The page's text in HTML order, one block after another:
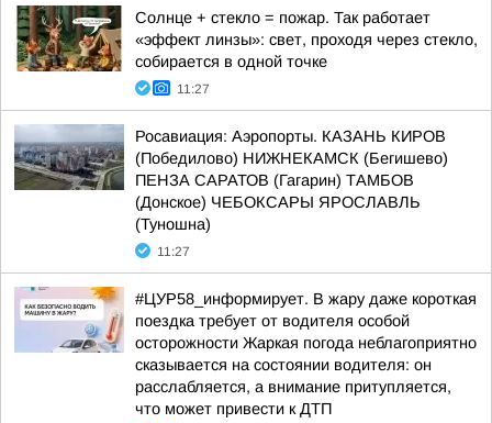
Солнце + стекло = пожар. Так работает
«эффект линзы»: свет, проходя через стекло,
собирается в одной точке
11:27
Росавиация: Аэропорты. КАЗАНЬ КИРОВ
(Победилово) НИЖНЕКАМСК (Бегишево)
ПЕНЗА САРАТОВ (Гагарин) ТАМБОВ
(Донское) ЧЕБОКСАРЫ ЯРОСЛАВЛЬ
(Туношна)
11:27
#ЦУР58_информирует. В жару даже короткая
поездка требует от водителя особой
осторожности Жаркая погода неблагоприятно
сказывается на состоянии водителя: он
расслабляется, а внимание притупляется,
что может привести к ДТП